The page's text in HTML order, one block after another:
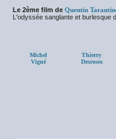
Le 2ème film de Quentin
L'odyssée sanglante et burlesque
Michel
Vigné
Thierry
Desroses